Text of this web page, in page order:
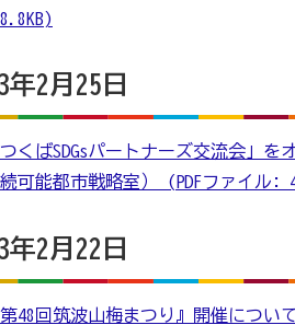
年2月25日
つくばSDGsパートナーズ交流会」
可能都市戦略室） (PDFファイル:
年2月22日
第48回筑波山梅まつり』開催につ